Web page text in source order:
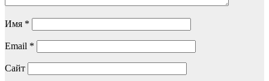
Имя *
Email *
Сайт